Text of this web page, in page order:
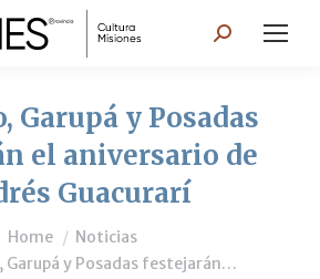
Search:
Garupá y Posadas
el aniversario de
Guacurarí
Home
Noticias
Garupá y Posadas festejarán…